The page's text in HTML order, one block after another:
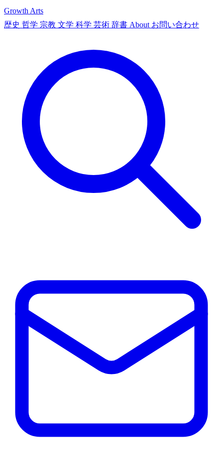
Growth Arts
歴史 哲学 宗教 文学 科学 芸術 辞書 About お問い合わせ